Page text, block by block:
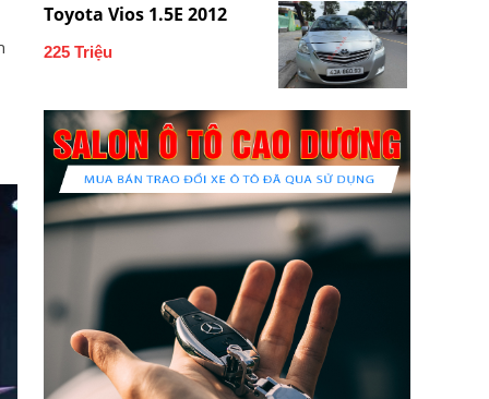
Toyota Vios 1.5E 2012
225 Triệu